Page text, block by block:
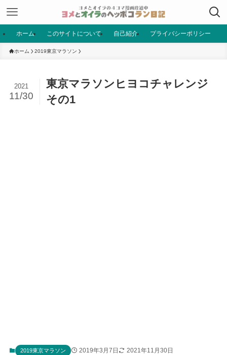
ホーム このサイトについて 自己紹介 プライバシーポリシー
ホーム 2019東京マラソン
東京マラソンヒヨコチャレンジ
その1
2021
11/30
2019東京マラソン 2019年3月7日 2021年11月30日